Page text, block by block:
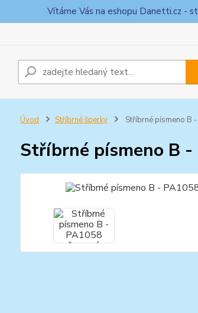
Vítáme Vás na eshopu Danetti.cz -
Úvod Stříbrné šperky Stříbrné písmeno B
Stříbrné písmeno B -